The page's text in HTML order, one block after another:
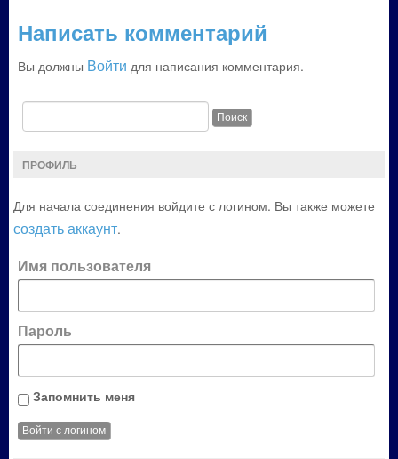
Написать комментарий
Вы должны Войти для написания комментария.
ПРОФИЛЬ
Для начала соединения войдите с логином. Вы также можете
создать аккаунт.
Имя пользователя
Пароль
Запомнить меня